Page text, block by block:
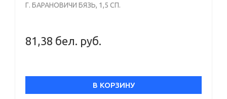
Г. БАРАНОВИЧИ БЯЗЬ, 1,5 СП.
81,38 бел. руб.
В КОРЗИНУ